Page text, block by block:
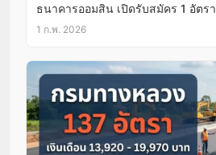
ธนาคารออมสิน เปิดรับสมัคร 1 อัตรา
1 ก.พ. 2026